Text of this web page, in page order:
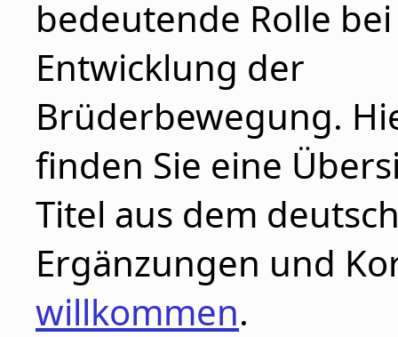
bedeutende Rolle
Entwicklung der
Brüderbewegung.
finden Sie eine
Titel aus dem
Ergänzungen und
willkommen.